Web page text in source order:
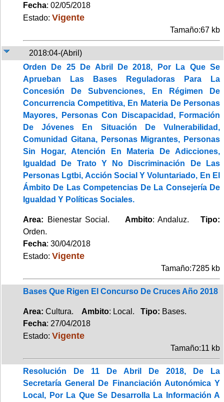
Fecha: 02/05/2018
Estado: Vigente
Tamaño:67 kb
2018:04-(Abril)
Orden De 25 De Abril De 2018, Por La Que Se
Aprueban Las Bases Reguladoras Para La
Concesión De Subvenciones, En Régimen De
Concurrencia Competitiva, En Materia De Personas
Mayores, Personas Con Discapacidad, Formación
De Jóvenes En Situación De Vulnerabilidad,
Comunidad Gitana, Personas Migrantes, Personas
Sin Hogar, Atención En Materia De Adicciones,
Igualdad De Trato Y No Discriminación De Las
Personas Lgtbi, Acción Social Y Voluntariado, En El
Ámbito De Las Competencias De La Consejería De
Igualdad Y Políticas Sociales.
Area: Bienestar Social. Ambito: Andaluz.Tipo:
Orden.
Fecha: 30/04/2018
Estado: Vigente
Tamaño:7285 kb
Bases Que Rigen El Concurso De Cruces Año 2018
Area: Cultura. Ambito: Local. Tipo: Bases.
Fecha: 27/04/2018
Estado: Vigente
Tamaño:11 kb
Resolución De 11 De Abril De 2018, De La
Secretaría General De Financiación Autonómica Y
Local, Por La Que Se Desarrolla La Información A